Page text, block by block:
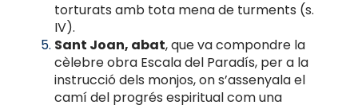
torturats amb tota mena de turments (s.
IV).
Sant Joan, abat, que va compondre la
cèlebre obra Escala del Paradís, per a la
instrucció dels monjos, on s’assenyala el
camí del progrés espiritual com una